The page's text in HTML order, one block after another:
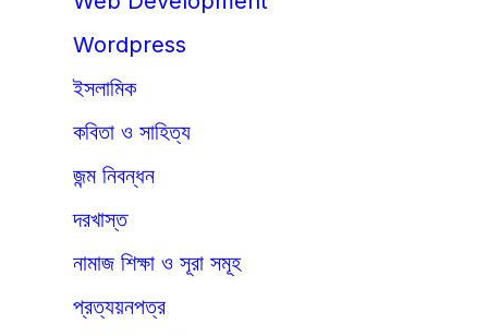
Wordpress
ইসলামিক
কবিতা ও সাহিত্য
জন্ম নিবন্ধন
দরখাস্ত
নামাজ শিক্ষা ও সূরা সমূহ
প্রত্যয়নপত্র